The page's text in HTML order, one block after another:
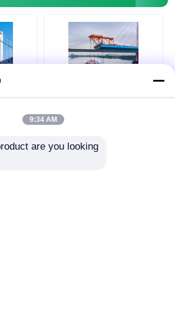
Stahlfachwerkbrücke
vor Ort, Metall-
Hängebrücke, ODM
9:34 AM
are you looking